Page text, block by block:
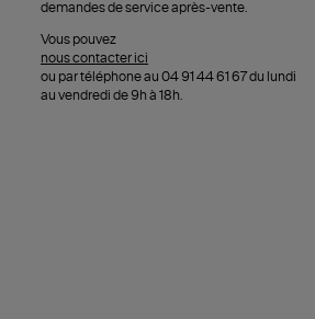
demandes de service après-vente.
Vous pouvez
nous contacter ici
ou par téléphone au 04 91 44 61 67 du lundi
au vendredi de 9h à 18h.